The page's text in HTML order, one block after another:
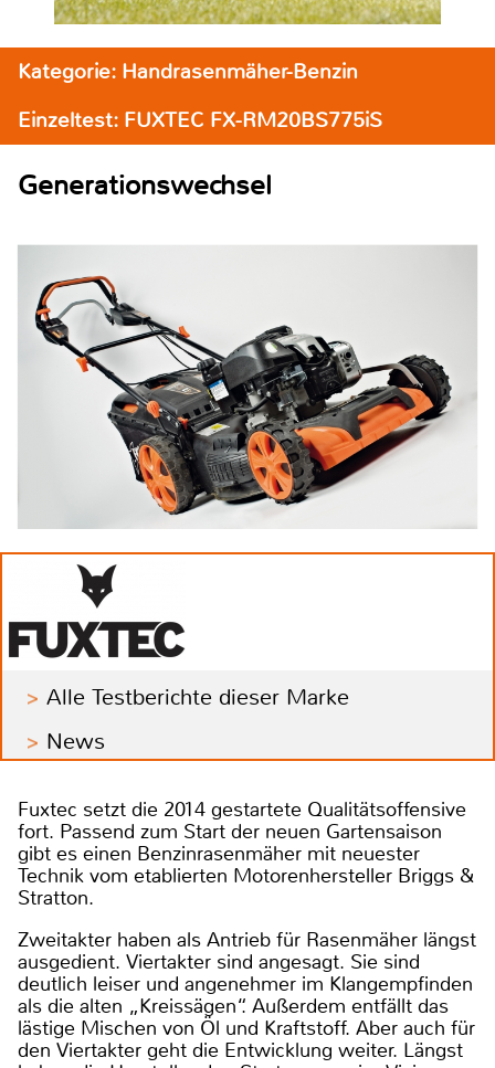
Kategorie: Handrasenmäher-Benzin
Einzeltest: FUXTEC FX-RM20BS775iS
Generationswechsel
Alle Testberichte dieser Marke
News
Fuxtec setzt die 2014 gestartete Qualitätsoffensive
fort. Passend zum Start der neuen Gartensaison
gibt es einen Benzinrasenmäher mit neuester
Technik vom etablierten Motorenhersteller Briggs &
Stratton.
Zweitakter haben als Antrieb für Rasenmäher längst
ausgedient. Viertakter sind angesagt. Sie sind
deutlich leiser und angenehmer im Klangempfinden
als die alten „Kreissägen“. Außerdem entfällt das
lästige Mischen von Öl und Kraftstoff. Aber auch für
den Viertakter geht die Entwicklung weiter. Längst